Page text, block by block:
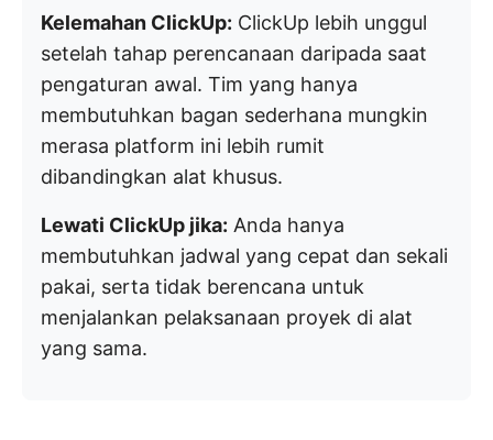
Kelemahan ClickUp: ClickUp lebih unggul
setelah tahap perencanaan daripada saat
pengaturan awal. Tim yang hanya
membutuhkan bagan sederhana mungkin
merasa platform ini lebih rumit
dibandingkan alat khusus.
Lewati ClickUp jika: Anda hanya
membutuhkan jadwal yang cepat dan sekali
pakai, serta tidak berencana untuk
menjalankan pelaksanaan proyek di alat
yang sama.